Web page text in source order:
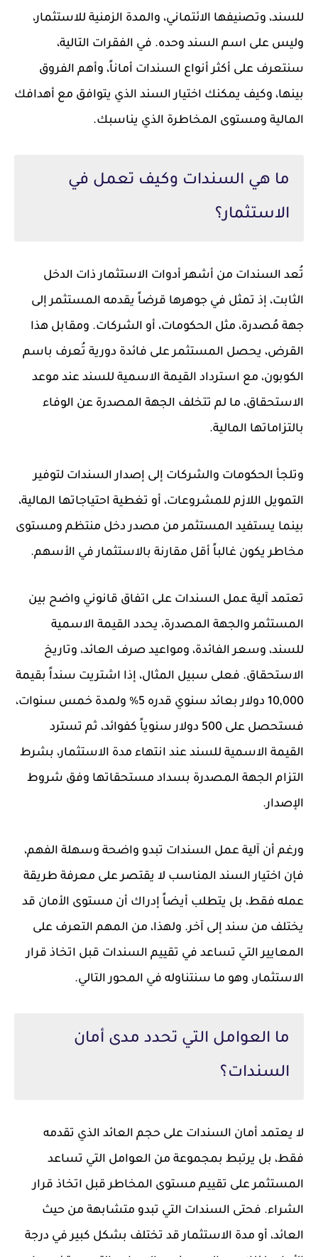
للسند، وتصنيفها الائتماني، والمدة الزمنية للاستثمار،
وليس على اسم السند وحده. في الفقرات التالية،
سنتعرف على أكثر أنواع السندات أماناً، وأهم الفروق
بينها، وكيف يمكنك اختيار السند الذي يتوافق مع أهدافك
المالية ومستوى المخاطرة الذي يناسبك.
ما هي السندات وكيف تعمل في
الاستثمار؟
تُعد السندات من أشهر أدوات الاستثمار ذات الدخل
الثابت، إذ تمثل في جوهرها قرضاً يقدمه المستثمر إلى
جهة مُصدرة، مثل الحكومات، أو الشركات. ومقابل هذا
القرض، يحصل المستثمر على فائدة دورية تُعرف باسم
الكوبون، مع استرداد القيمة الاسمية للسند عند موعد
الاستحقاق، ما لم تتخلف الجهة المصدرة عن الوفاء
بالتزاماتها المالية.
وتلجأ الحكومات والشركات إلى إصدار السندات لتوفير
التمويل اللازم للمشروعات، أو تغطية احتياجاتها المالية،
بينما يستفيد المستثمر من مصدر دخل منتظم ومستوى
مخاطر يكون غالباً أقل مقارنة بالاستثمار في الأسهم.
تعتمد آلية عمل السندات على اتفاق قانوني واضح بين
المستثمر والجهة المصدرة، يحدد القيمة الاسمية
للسند، وسعر الفائدة، ومواعيد صرف العائد، وتاريخ
الاستحقاق. فعلى سبيل المثال، إذا اشتريت سنداً بقيمة
10,000 دولار بعائد سنوي قدره 5% ولمدة خمس سنوات،
فستحصل على 500 دولار سنوياً كفوائد، ثم تسترد
القيمة الاسمية للسند عند انتهاء مدة الاستثمار، بشرط
التزام الجهة المصدرة بسداد مستحقاتها وفق شروط
الإصدار.
ورغم أن آلية عمل السندات تبدو واضحة وسهلة الفهم،
فإن اختيار السند المناسب لا يقتصر على معرفة طريقة
عمله فقط، بل يتطلب أيضاً إدراك أن مستوى الأمان قد
يختلف من سند إلى آخر. ولهذا، من المهم التعرف على
المعايير التي تساعد في تقييم السندات قبل اتخاذ قرار
الاستثمار، وهو ما سنتناوله في المحور التالي.
ما العوامل التي تحدد مدى أمان
السندات؟
لا يعتمد أمان السندات على حجم العائد الذي تقدمه
فقط، بل يرتبط بمجموعة من العوامل التي تساعد
المستثمر على تقييم مستوى المخاطر قبل اتخاذ قرار
الشراء. فحتى السندات التي تبدو متشابهة من حيث
العائد، أو مدة الاستثمار قد تختلف بشكل كبير في درجة